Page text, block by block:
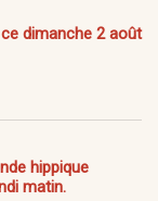
dimanche 2 août
hippique
matin.